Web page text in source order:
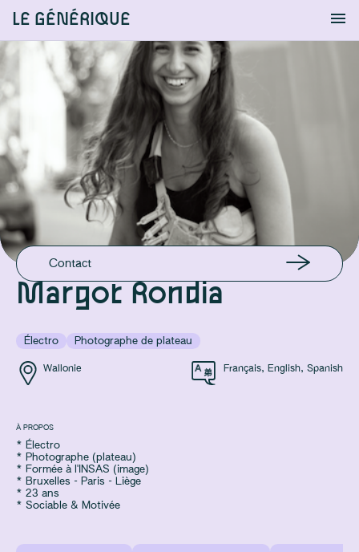
LE GÉNÉRIQUE
S'identifier Chercher
Wallonie Français, English, Spanish
Margot Rondia
Électro Photographe de plateau
À PROPOS
* Électro
* Photographe (plateau)
* Formée à l'INSAS (image)
* Bruxelles - Paris - Liège
* 23 ans
* Sociable & Motivée
margotrondia@gmail.com
Contact